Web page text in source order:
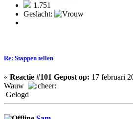
1.751
Geslacht:
Re: Stappen tellen
« Reactie #101 Gepost op: 17 februari
Wauw
Gelogd